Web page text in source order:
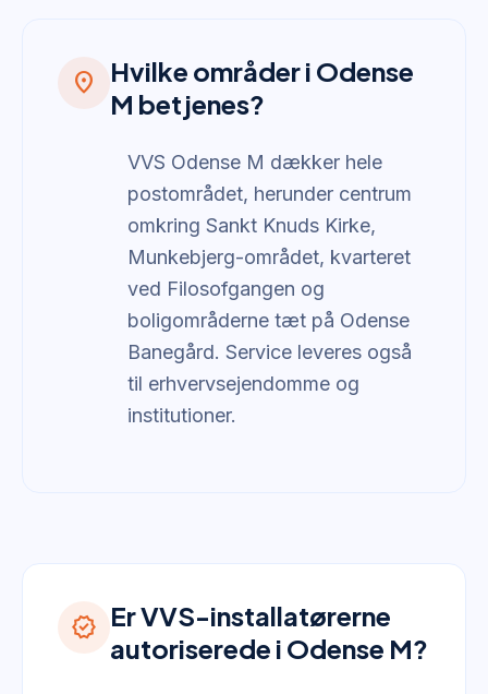
location_on
Hvilke områder i Odense
M betjenes?
VVS Odense M dækker hele
postområdet, herunder centrum
omkring Sankt Knuds Kirke,
Munkebjerg-området, kvarteret
ved Filosofgangen og
boligområderne tæt på Odense
Banegård. Service leveres også
til erhvervsejendomme og
institutioner.
verified Er VVS-installatørerne
autoriserede i Odense M?